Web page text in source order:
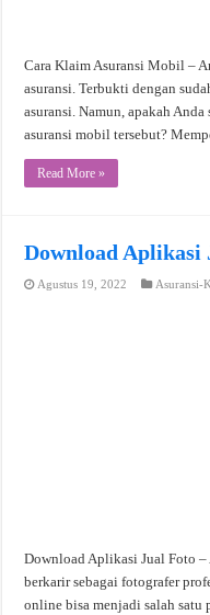
Cara Klaim Asuransi Mobil –
asuransi. Terbukti dengan
asuransi. Namun, apakah
asuransi mobil tersebut?
Read More »
Download Aplikasi
Agustus 19, 2022 Asuransi-
Download Aplikasi Jual Foto
berkarir sebagai fotografer
online bisa menjadi salah